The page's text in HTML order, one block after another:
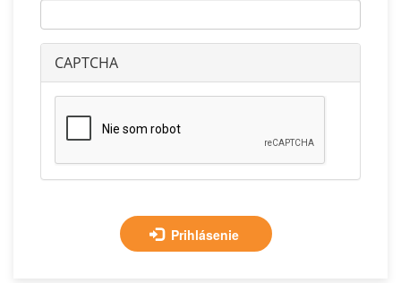
CAPTCHA
Prihlásenie